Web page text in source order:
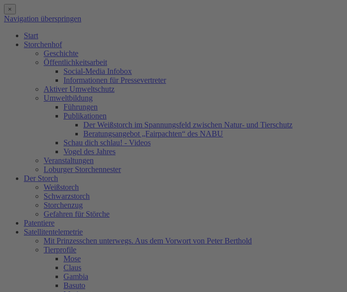
×
Navigation überspringen
Start
Storchenhof
Geschichte
Öffentlichkeitsarbeit
Social-Media Infobox
Informationen für Pressevertreter
Aktiver Umweltschutz
Umweltbildung
Führungen
Publikationen
Der Weißstorch im Spannungsfeld zwischen Natur- und Tierschutz
Beratungsangebot „Fairpachten“ des NABU
Schau dich schlau! - Videos
Vogel des Jahres
Veranstaltungen
Loburger Storchennester
Der Storch
Weißstorch
Schwarzstorch
Storchenzug
Gefahren für Störche
Patentiere
Satellitentelemetrie
Mit Prinzesschen unterwegs. Aus dem Vorwort von Peter Berthold
Tierprofile
Mose
Claus
Gambia
Basuto